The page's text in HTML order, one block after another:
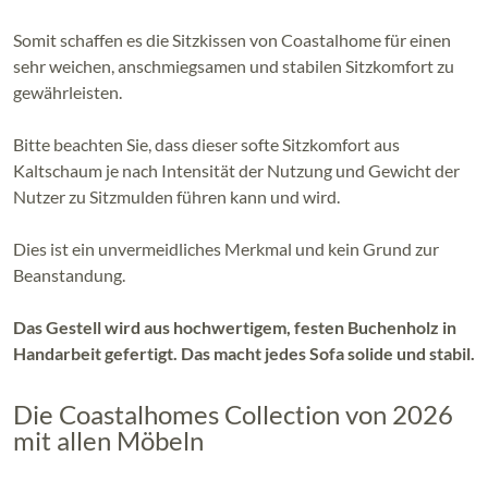
Somit schaffen es die Sitzkissen von Coastalhome für einen
sehr weichen, anschmiegsamen und stabilen Sitzkomfort zu
gewährleisten.
Bitte beachten Sie, dass dieser softe Sitzkomfort aus
Kaltschaum je nach Intensität der Nutzung und Gewicht der
Nutzer zu Sitzmulden führen kann und wird.
Dies ist ein unvermeidliches Merkmal und kein Grund zur
Beanstandung.
Das Gestell wird aus hochwertigem, festen Buchenholz in
Handarbeit gefertigt. Das macht jedes Sofa solide und stabil.
Die Coastalhomes Collection von 2026
mit allen Möbeln